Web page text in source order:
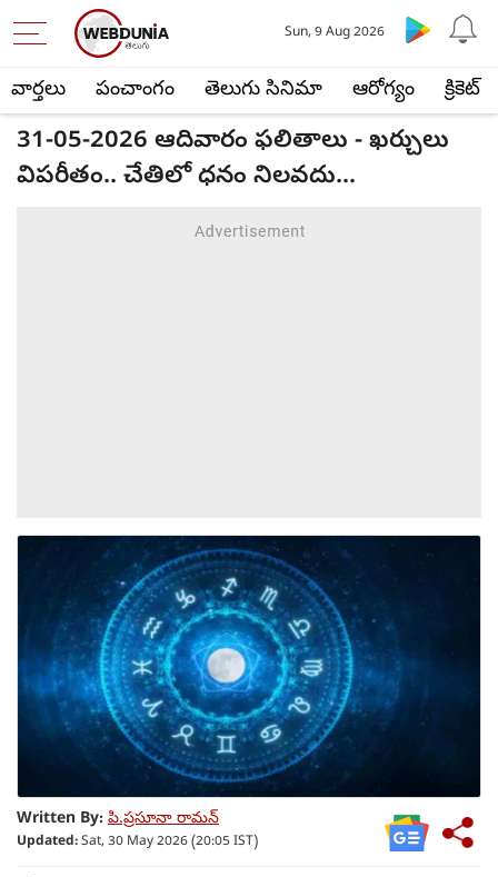
వార్తలు పంచాంగం తెలుగు సినిమా ఆరోగ్యం క్రికెట్
Sun, 9 Aug 2026
31-05-2026 ఆదివారం ఫలితాలు - ఖర్చులు
విపరీతం.. చేతిలో ధనం నిలవదు...
Written By: పి.ప్రసూనా రామన్
Updated:Sat, 30 May 2026 (20:05 IST)